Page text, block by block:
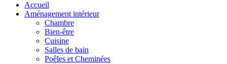
Accueil
Aménagement intérieur
Chambre
Bien-être
Cuisine
Salles de bain
Poêles et Cheminées